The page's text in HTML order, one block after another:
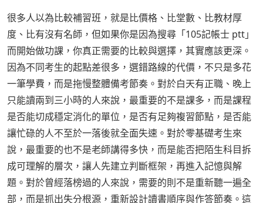
很多人以為比較補習班，就是比價格、比堂數、比教材厚
度、比有沒有名師，但如果你是因為搜尋「105記帳士 ptt」
而開始做功課，你真正需要的比較與選擇，其實應該更深。
因為不同考生的起點差很多，選錯路線的代價，不只是多花
一筆學費，而是拖慢整體備考節奏。對於白天有正職、晚上
只能讀兩到三小時的人來說，最重要的不是課多，而是課程
是否能切成穩定消化的單位，是否有足夠複習節點，是否能
讓忙碌的人不至於一落後就全面失速。對於零基礎考生來
說，最重要的也不是老師講得多快，而是能否把陌生科目拆
成可理解的層次，讓人先建立判斷框架，再進入記憶與解
題。對於曾經落榜過的人來說，需要的則不是重新聽一遍全
部，而是抓出失分根源，重新設計讀書順序與作答節奏。這